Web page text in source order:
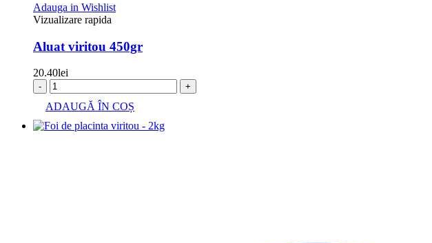
Adauga in Wishlist
Vizualizare rapida
Aluat viritou 450gr
20.40lei
- +
ADAUGĂ ÎN COȘ